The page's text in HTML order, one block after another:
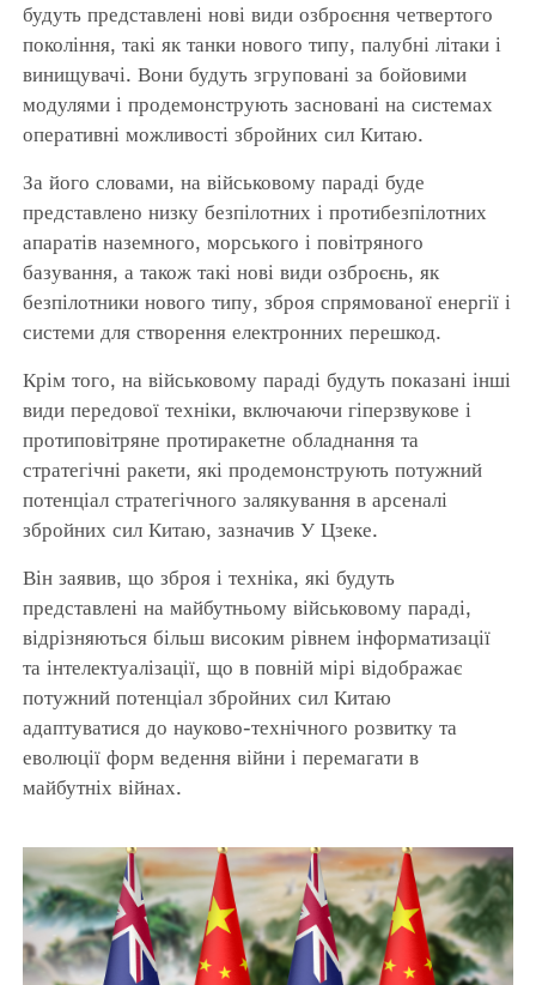
будуть представлені нові види озброєння четвертого
покоління, такі як танки нового типу, палубні літаки і
винищувачі. Вони будуть згруповані за бойовими
модулями і продемонструють засновані на системах
оперативні можливості збройних сил Китаю.
За його словами, на військовому параді буде
представлено низку безпілотних і протибезпілотних
апаратів наземного, морського і повітряного
базування, а також такі нові види озброєнь, як
безпілотники нового типу, зброя спрямованої енергії і
системи для створення електронних перешкод.
Крім того, на військовому параді будуть показані інші
види передової техніки, включаючи гіперзвукове і
протиповітряне протиракетне обладнання та
стратегічні ракети, які продемонструють потужний
потенціал стратегічного залякування в арсеналі
збройних сил Китаю, зазначив У Цзеке.
Він заявив, що зброя і техніка, які будуть
представлені на майбутньому військовому параді,
відрізняються більш високим рівнем інформатизації
та інтелектуалізації, що в повній мірі відображає
потужний потенціал збройних сил Китаю
адаптуватися до науково-технічного розвитку та
еволюції форм ведення війни і перемагати в
майбутніх війнах.